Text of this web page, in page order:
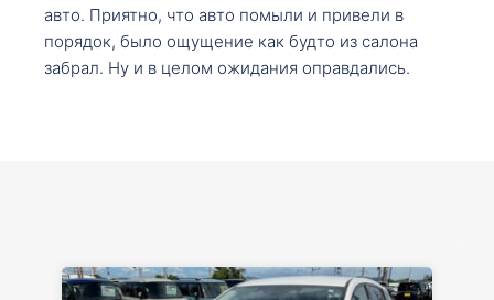
авто. Приятно, что авто помыли и привели в
порядок, было ощущение как будто из салона
забрал. Ну и в целом ожидания оправдались.